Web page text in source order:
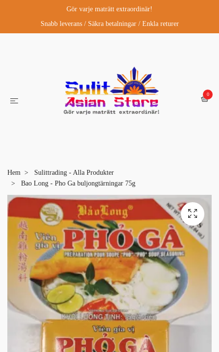
Gör varje maträtt extraordinär!
Snabb leverans / Säkra betalningar / Enkla returer
0
Hem
Sulittrading - Alla Produkter
Bao Long - Pho Ga buljongtärningar 75g